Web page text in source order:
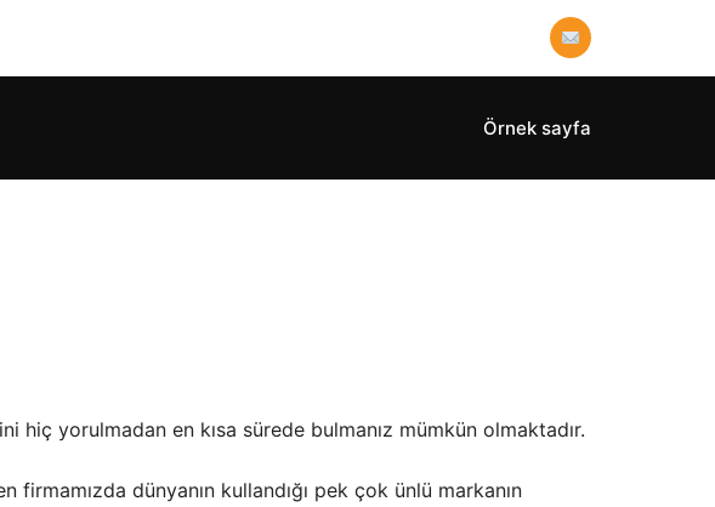
Örnek sayfa
hiç yorulmadan en kısa sürede bulmanız mümkün olmaktadır.
dünyanın kullandığı pek çok ünlü markanın